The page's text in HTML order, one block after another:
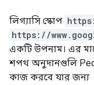
লিগ্যাসি স্কোপ
https://
একটি উপনাম। এর
শপথ অনুদানগুলি
কাজ করবে যার জন্য